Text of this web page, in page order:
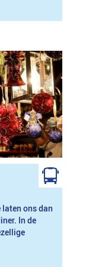
laten ons dan
In de